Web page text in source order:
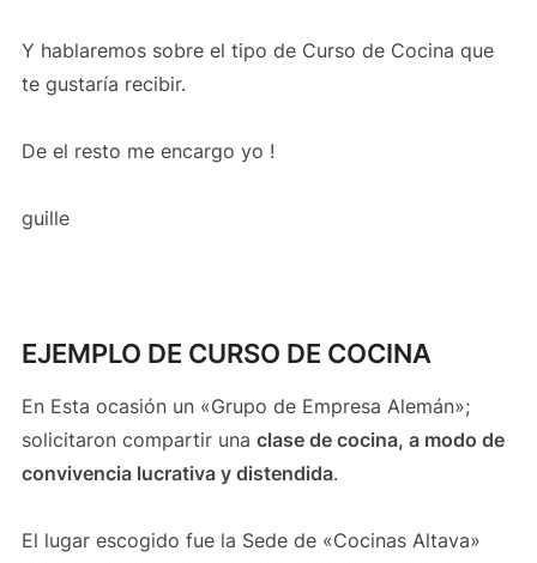
Y hablaremos sobre el tipo de Curso de Cocina que
te gustaría recibir.
De el resto me encargo yo !
guille
EJEMPLO DE CURSO DE COCINA
En Esta ocasión un «Grupo de Empresa Alemán»;
solicitaron compartir una clase de cocina, a modo de
convivencia lucrativa y distendida.
El lugar escogido fue la Sede de «Cocinas Altava»